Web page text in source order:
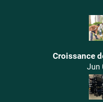
Croissance
Jun